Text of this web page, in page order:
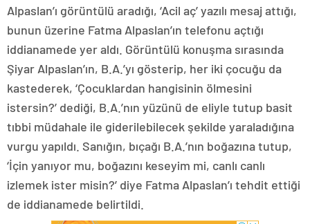
Alpaslan’ı görüntülü aradığı, ‘Acil aç’ yazılı mesaj attığı,
bunun üzerine Fatma Alpaslan’ın telefonu açtığı
iddianamede yer aldı. Görüntülü konuşma sırasında
Şiyar Alpaslan’ın, B.A.’yı gösterip, her iki çocuğu da
kastederek, ‘Çocuklardan hangisinin ölmesini
istersin?’ dediği, B.A.’nın yüzünü de eliyle tutup basit
tıbbi müdahale ile giderilebilecek şekilde yaraladığına
vurgu yapıldı. Sanığın, bıçağı B.A.’nın boğazına tutup,
‘İçin yanıyor mu, boğazını keseyim mi, canlı canlı
izlemek ister misin?’ diye Fatma Alpaslan’ı tehdit ettiği
de iddianamede belirtildi.